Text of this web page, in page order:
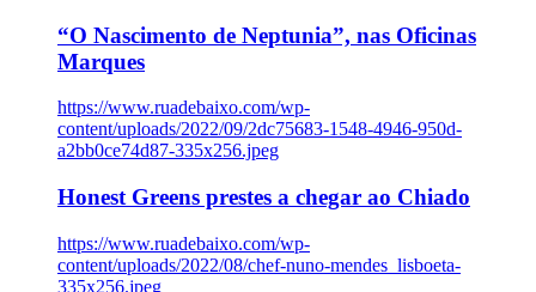
“O Nascimento de Neptunia”, nas Oficinas
Marques
https://www.ruadebaixo.com/wp-
content/uploads/2022/09/2dc75683-1548-4946-950d-
a2bb0ce74d87-335x256.jpeg
Honest Greens prestes a chegar ao Chiado
https://www.ruadebaixo.com/wp-
content/uploads/2022/08/chef-nuno-mendes_lisboeta-
335x256.jpeg